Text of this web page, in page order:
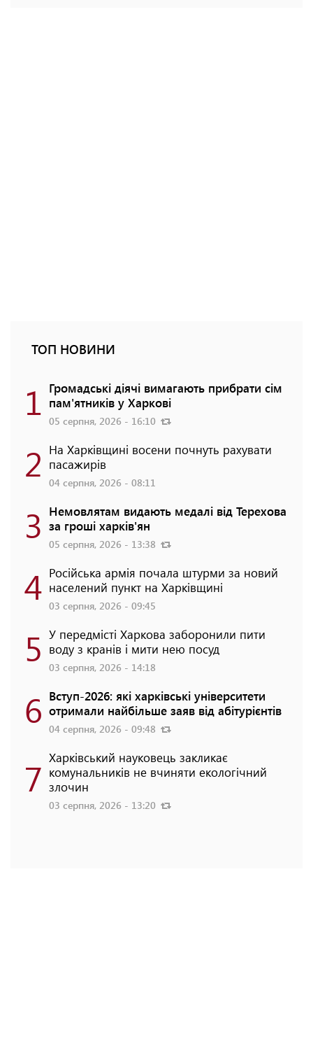
ТОП НОВИНИ
1 Громадські діячі вимагають прибрати сім
пам'ятників у Харкові
05 серпня, 2026 - 16:10
2 На Харківщині восени почнуть рахувати
пасажирів
04 серпня, 2026 - 08:11
3 Немовлятам видають медалі від Терехова
за гроші харків'ян
05 серпня, 2026 - 13:38
4 Російська армія почала штурми за новий
населений пункт на Харківщині
03 серпня, 2026 - 09:45
5 У передмісті Харкова заборонили пити
воду з кранів і мити нею посуд
03 серпня, 2026 - 14:18
6 Вступ-2026: які харківські університети
отримали найбільше заяв від абітурієнтів
04 серпня, 2026 - 09:48
7 Харківський науковець закликає
комунальників не вчиняти екологічний
злочин
03 серпня, 2026 - 13:20